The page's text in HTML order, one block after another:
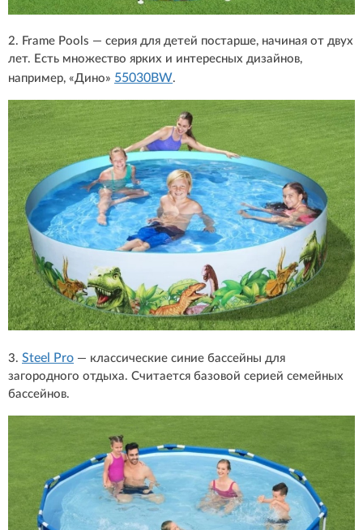
2. Frame Pools — серия для детей постарше, начиная от двух
лет. Есть множество ярких и интересных дизайнов,
например, «Дино» 55030BW.
3. Steel Pro — классические синие бассейны для
загородного отдыха. Считается базовой серией семейных
бассейнов.